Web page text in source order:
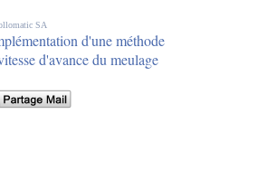
SA
d'une méthode
d'avance du meulage